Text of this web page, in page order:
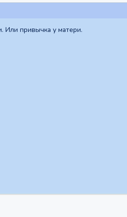
Или привычка у матери.